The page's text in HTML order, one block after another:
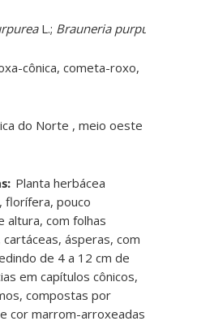
L.; Brauneria purpurea
cônica, cometa-roxo,
do Norte , meio oeste
Planta herbácea
florífera, pouco
altura, com folhas
ásperas, com
de 4 a 12 cm de
em capítulos cônicos,
compostas por
cor marrom-arroxeadas